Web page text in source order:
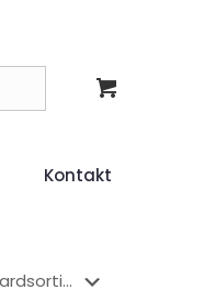
Kontakt